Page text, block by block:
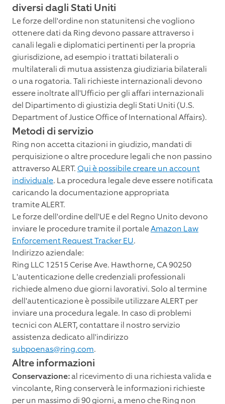
diversi dagli Stati Uniti
Le forze dell'ordine non statunitensi che vogliono
ottenere dati da Ring devono passare attraverso i
canali legali e diplomatici pertinenti per la propria
giurisdizione, ad esempio i trattati bilaterali o
multilaterali di mutua assistenza giudiziaria bilaterali
o una rogatoria. Tali richieste internazionali devono
essere inoltrate all'Ufficio per gli affari internazionali
del Dipartimento di giustizia degli Stati Uniti (U.S.
Department of Justice Office of International Affairs).
Metodi di servizio
Ring non accetta citazioni in giudizio, mandati di
perquisizione o altre procedure legali che non passino
attraverso ALERT.Qui è possibile creare un account
individuale. La procedura legale deve essere notificata
caricando la documentazione appropriata
tramite ALERT.
Le forze dell'ordine dell'UE e del Regno Unito devono
inviare le procedure tramite il portaleAmazon Law
Enforcement Request Tracker EU.
Indirizzo aziendale:
Ring LLC 12515 Cerise Ave. Hawthorne, CA 90250
L'autenticazione delle credenziali professionali
richiede almeno due giorni lavorativi. Solo al termine
dell'autenticazione è possibile utilizzare ALERT per
inviare una procedura legale. In caso di problemi
tecnici con ALERT, contattare il nostro servizio
assistenza dedicato all'indirizzo
subpoenas@ring.com.
Altre informazioni
Conservazione:al ricevimento di una richiesta valida e
vincolante, Ring conserverà le informazioni richieste
per un massimo di 90 giorni, a meno che Ring non